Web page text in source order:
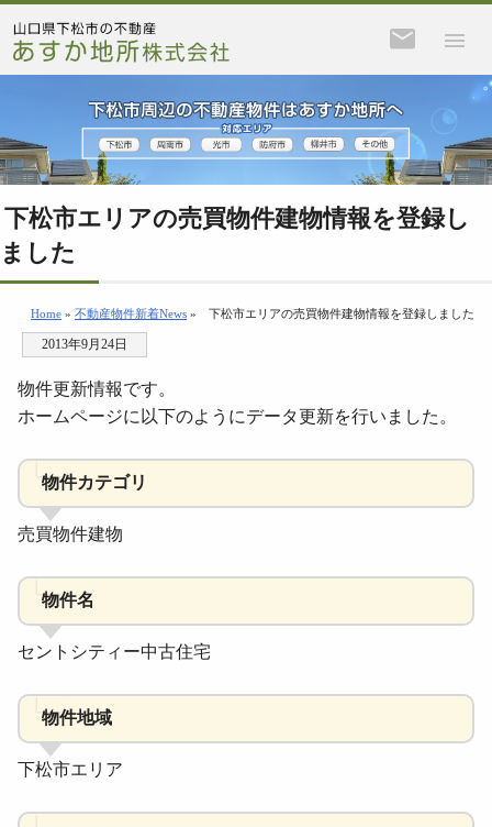
下松市エリアの売買物件建物情報を登録し
ました
Home » 不動産物件新着News » 下松市エリアの売買物件建物情報を登録しました
2013年9月24日
物件更新情報です。
ホームページに以下のようにデータ更新を行いました。
物件カテゴリ
売買物件建物
物件名
セントシティー中古住宅
物件地域
下松市エリア